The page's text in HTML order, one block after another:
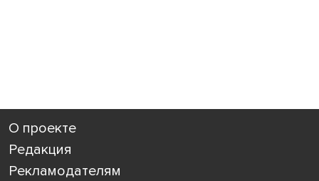
О проекте
Редакция
Рекламодателям